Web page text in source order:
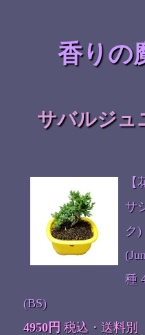
香りの
サバルジュ
サ
ク)
種
(BS)
4950円 税込・送料別